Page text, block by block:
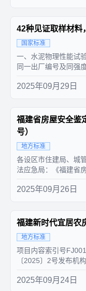
42种见证取样材料
国家标准
一、水泥物理性能试
同一出厂编号及同强
经搅拌均匀后，取10
2025年09月29日
福建省房屋安全鉴
号）
地方标准
各设区市住建局、城
法应急局：《福建省
通过，自2025年7月1
2025年09月26日
福建新时代宜居农
地方标准
项目内容索引号
〔2025〕2号发布机
内容概述印发《福建
2025年09月24日